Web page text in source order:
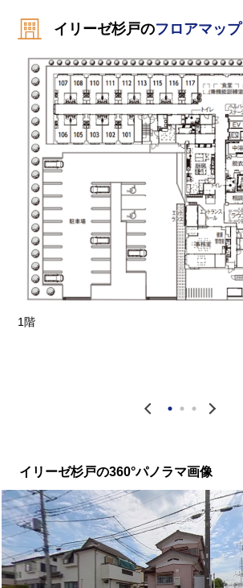
イリーゼ杉戸のフロアマップ
1階
イリーゼ杉戸の360°パノラマ画像